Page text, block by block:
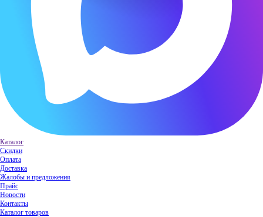
Каталог
Скидки
Оплата
Доставка
Жалобы и предложения
Прайс
Новости
Контакты
Каталог товаров